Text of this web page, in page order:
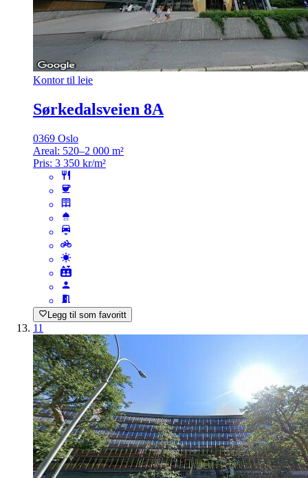
Kontor til leie
Sørkedalsveien 8A
0369 Oslo
Areal: 520–2 000 m²
Pris: 3 350 kr/m²
Legg til som favoritt
11